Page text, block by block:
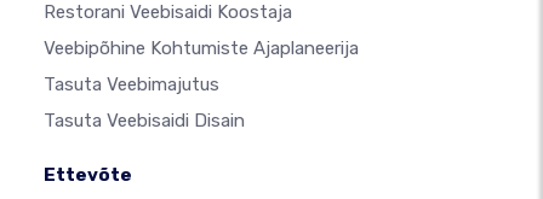
Restorani Veebisaidi Koostaja
Veebipõhine Kohtumiste Ajaplaneerija
Tasuta Veebimajutus
Tasuta Veebisaidi Disain
Ettevõte